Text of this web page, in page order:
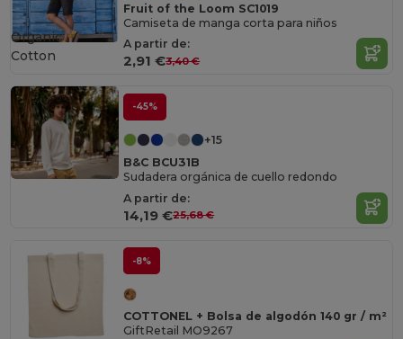
Fruit of the Loom SC1019
Camiseta de manga corta para niños
A partir de:
2,91 €3,40 €
Organic
Cotton
-45%
+15
B&C BCU31B
Sudadera orgánica de cuello redondo
A partir de:
14,19 €25,68 €
-8%
COTTONEL + Bolsa de algodón 140 gr / m²
GiftRetail MO9267